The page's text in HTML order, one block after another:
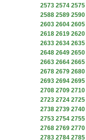
2573 2574 2575
2588 2589 2590
2603 2604 2605
2618 2619 2620
2633 2634 2635
2648 2649 2650
2663 2664 2665
2678 2679 2680
2693 2694 2695
2708 2709 2710
2723 2724 2725
2738 2739 2740
2753 2754 2755
2768 2769 2770
2783 2784 2785